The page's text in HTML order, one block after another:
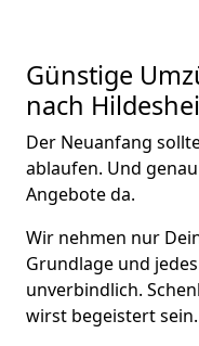
Günstige
nach
Der Neuanfang
ablaufen. Und
Angebote da.
Wir nehmen nur
Grundlage und
unverbindlich.
wirst begeistert sein.